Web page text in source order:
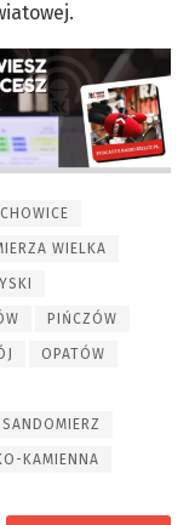
WIELKA
PIŃCZÓW
OPATÓW
SANDOMIERZ
KAMIENNA